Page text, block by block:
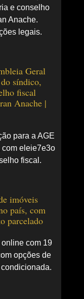
e conselho
Anache.
legais.
Geral
síndico,
fiscal
Anache |
para a AGE
eleie7e3o
fiscal.
imóveis
país, com
parcelado
com 19
opções de